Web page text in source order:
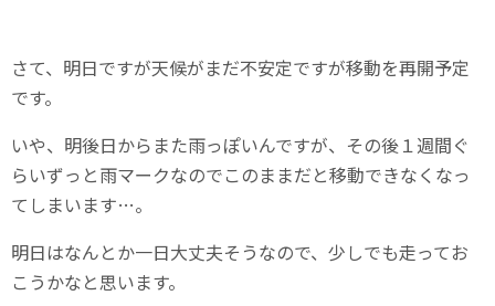
さて、明日ですが天候がまだ不安定ですが移動を再開予定
です。
いや、明後日からまた雨っぽいんですが、その後１週間ぐ
らいずっと雨マークなのでこのままだと移動できなくなっ
てしまいます…。
明日はなんとか一日大丈夫そうなので、少しでも走ってお
こうかなと思います。